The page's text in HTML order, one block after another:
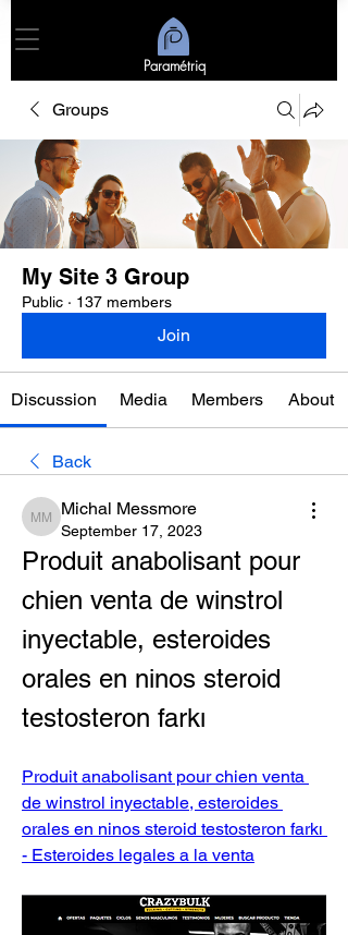
Paramétriq
Groups
My Site 3 Group
Public · 137 members
Join
Discussion Media Members About
Back
Michal Messmore
Michal Messmore
September 17, 2023
Produit anabolisant pour
chien venta de winstrol
inyectable, esteroides
orales en ninos steroid
testosteron farkı
Produit anabolisant pour chien venta
de winstrol inyectable, esteroides
orales en ninos steroid testosteron farkı
- Esteroides legales a la venta